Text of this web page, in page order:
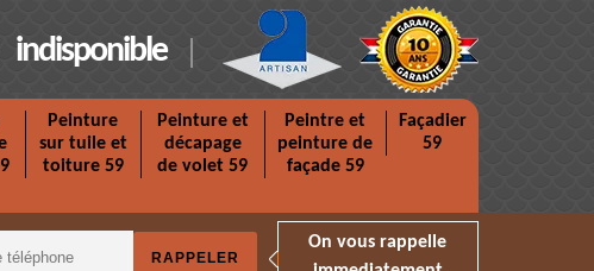
indisponible
Peinture
sur tuile et
toiture 59
Peinture et
décapage
de volet 59
Peintre et
peinture de
façade 59
Façadier
59
On vous rappelle